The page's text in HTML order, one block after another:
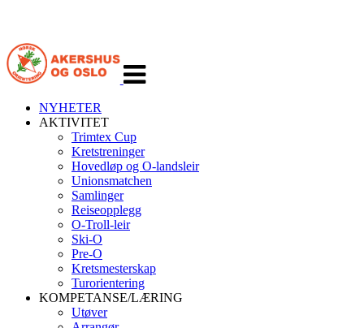
navigasjon
NYHETER
AKTIVITET
Trimtex Cup
Kretstreninger
Hovedløp og O-landsleir
Unionsmatchen
Samlinger
Reiseopplegg
O-Troll-leir
Ski-O
Pre-O
Kretsmesterskap
Turorientering
KOMPETANSE/LÆRING
Utøver